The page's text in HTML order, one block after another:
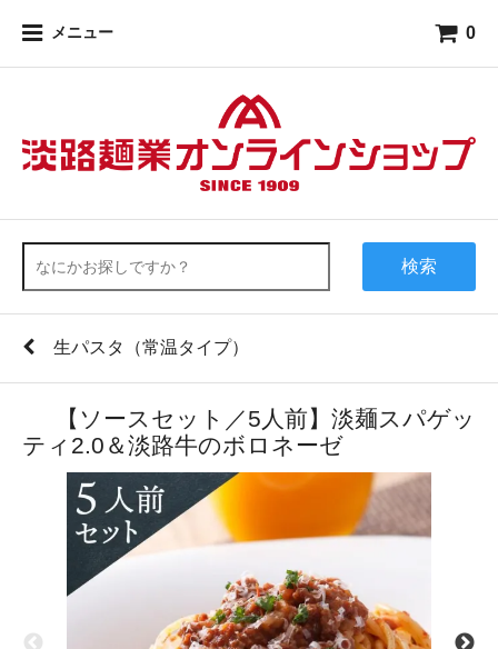
メニュー 0
検索
生パスタ（常温タイプ）
【ソースセット／5人前】淡麺スパゲッ
ティ2.0＆淡路牛のボロネーゼ